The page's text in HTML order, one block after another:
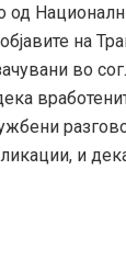
од
на
во
и